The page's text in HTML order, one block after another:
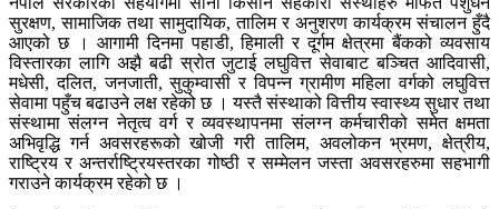
सुरक्षण, सामाजिक तथा सामुदायिक, तालिम र अनुशरण कार्यक्रम संचालन हुँदै
आएको छ । आगामी दिनमा पहाडी, हिमाली र दूर्गम क्षेत्रमा बैंकको व्यवसाय
विस्तारका लागि अझै बढी स्रोत जुटाई लघुवित्त सेवाबाट बञ्चित आदिवासी,
मधेसी, दलित, जनजाती, सुकुम्वासी र विपन्न ग्रामीण महिला वर्गको लघुवित्त
सेवामा पहुँच बढाउने लक्ष रहेको छ । यस्तै संस्थाको वित्तीय स्वास्थ्य सुधार तथा
संस्थामा संलग्न नेतृत्व वर्ग र व्यवस्थापनमा संलग्न कर्मचारीको समेत क्षमता
अभिवृद्धि गर्न अवसरहरूको खोजी गरी तालिम, अवलोकन भ्रमण, क्षेत्रीय,
राष्ट्रिय र अन्तर्राष्ट्रियस्तरका गोष्ठी र सम्मेलन जस्ता अवसरहरुमा सहभागी
गराउने कार्यक्रम रहेको छ ।